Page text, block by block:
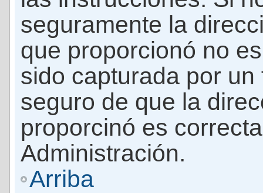
seguramente la
que proporcionó no
sido capturada por
seguro de que la
proporcinó es
Administración.
Arriba